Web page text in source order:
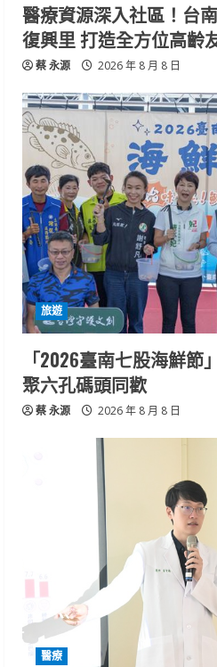
醫療資源深入社區！台
復興里 打造全方位高齡
蔡 永源 2026 年 8 月 8 日
旅遊
「2026臺南七股海鮮
聚六孔碼頭同歡
蔡 永源 2026 年 8 月 8 日
醫療